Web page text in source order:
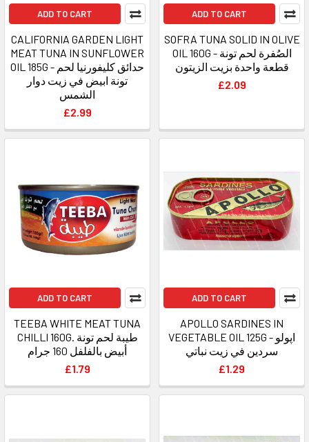
ADD TO CART
CALIFORNIA GARDEN LIGHT
MEAT TUNA IN SUNFLOWER
OIL 185G - حدائق كليفورنيا لحم
تونة ابيض في زيت دوار
الشمس
£2.99
ADD TO CART
SOFRA TUNA SOLID IN OLIVE
OIL 160G - الصُفرة لحم تونة
قطعة واحدة بزيت الزيتون
£2.09
ADD TO CART
TEEBA WHITE MEAT TUNA
CHILLI 160G. طيبة لحم تونة
أبيض بالفلفل 160 جرام
£1.79
ADD TO CART
APOLLO SARDINES IN
VEGETABLE OIL 125G - اپولو
سردين في زيت نباتي
£1.29